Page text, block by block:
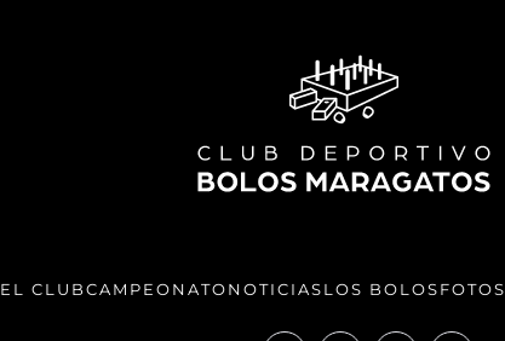
EL CLUBCAMPEONATONOTICIASLOS BOLOSFOTOS